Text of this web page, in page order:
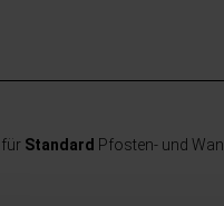
Standard Pfosten- und